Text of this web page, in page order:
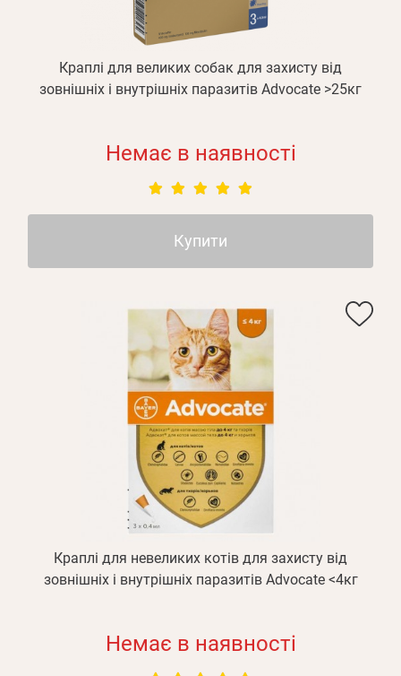
Краплі для великих собак для захисту від
зовнішніх і внутрішніх паразитів Advocate >25кг
Немає в наявності
Купити
Краплі для невеликих котів для захисту від
зовнішніх і внутрішніх паразитів Advocate <4кг
Немає в наявності